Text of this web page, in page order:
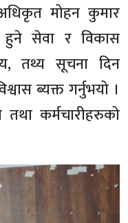
अधिकृत मोहन कुमार
हुने सेवा र विकास
तथ्य सूचना दिन
ब्यक्त गर्नुभयो ।
तथा कर्मचारीहरुको